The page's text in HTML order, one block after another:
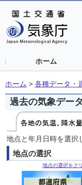
ホーム
ホーム > 各種データ・
過去の気象デー
地点と年月日時を選択
地点の選択
地点の選択をク